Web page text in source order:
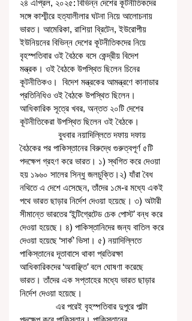
২৪ এপ্রিল, ২০২৫: বিভিন্ন দেশের কূটনীতিকদের
সঙ্গে কাশ্মীরে হত্যালীলার ঘটনা নিয়ে আলোচনায়
ভারত। আমেরিকা, রাশিয়া ব্রিটেন, ইউরোপীয়
ইউনিয়নের বিভিন্ন দেশের কূটনীতিকদের নিয়ে
বৃহস্পতিবার ওই বৈঠকে বসে কেন্দ্রীয় বিদেশ
মন্ত্রক। ওই বৈঠকে উপস্থিত ছিলেন চিনের
কূটনীতিকও।  বিদেশ মন্ত্রকের আমন্ত্রণে কানাডার
প্রতিনিধিও ওই বৈঠকে উপস্থিত ছিলেন।
আধিকারিক সূত্রে খবর, অন্তত ২০টি দেশের
কূটনীতিকেরা উপস্থিত ছিলেন ওই বৈঠকে।
বৈঠকের পর পাকিস্তানের বিরুদ্ধে গুরুত্বপূর্ণ ৫টি
পদক্ষেপ গ্রহণ করে ভারত। ১) স্থগিত করে দেওয়া
হয় ১৯৬০ সালের সিন্ধু জলচুক্তি।২) যাঁরা বৈধ
নথিতে এ দেশে এসেছেন, তাঁদের ১মে-র মধ্যে একই
পথে ভারত ছাড়ার নির্দেশ দেওয়া হয়েছে। ৩) অটারী
সীমান্তে ভারতের ‘ইন্টিগ্রেটেড চেক পোস্ট’ বন্ধ করে
দেওয়া হয়েছে। ৪) পাকিস্তানিদের জন্য বাতিল করে
দেওয়া হয়েছে ‘সার্ক’ ভিসা। ৫) নয়াদিল্লিতে
পাকিস্তানের দূতাবাসে থাকা প্রতিরক্ষা
আধিকারিকদের ‘অবাঞ্ছিত’ বলে ঘোষণা করেছে
ভারত। তাঁদের এক সপ্তাহের মধ্যে ভারত ছাড়ার
নির্দেশ দেওয়া হয়েছে।